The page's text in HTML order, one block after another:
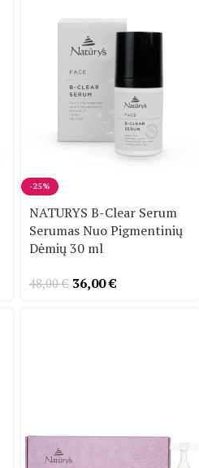
-25%
NATURYS B-Clear Serum
Serumas Nuo Pigmentinių
Dėmių 30 ml
48,00€ 36,00€